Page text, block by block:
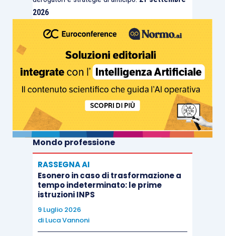
2026
Mondo professione
RASSEGNA AI
Esonero in caso di trasformazione a
tempo indeterminato: le prime
istruzioni INPS
9 Luglio 2026
di Luca Vannoni